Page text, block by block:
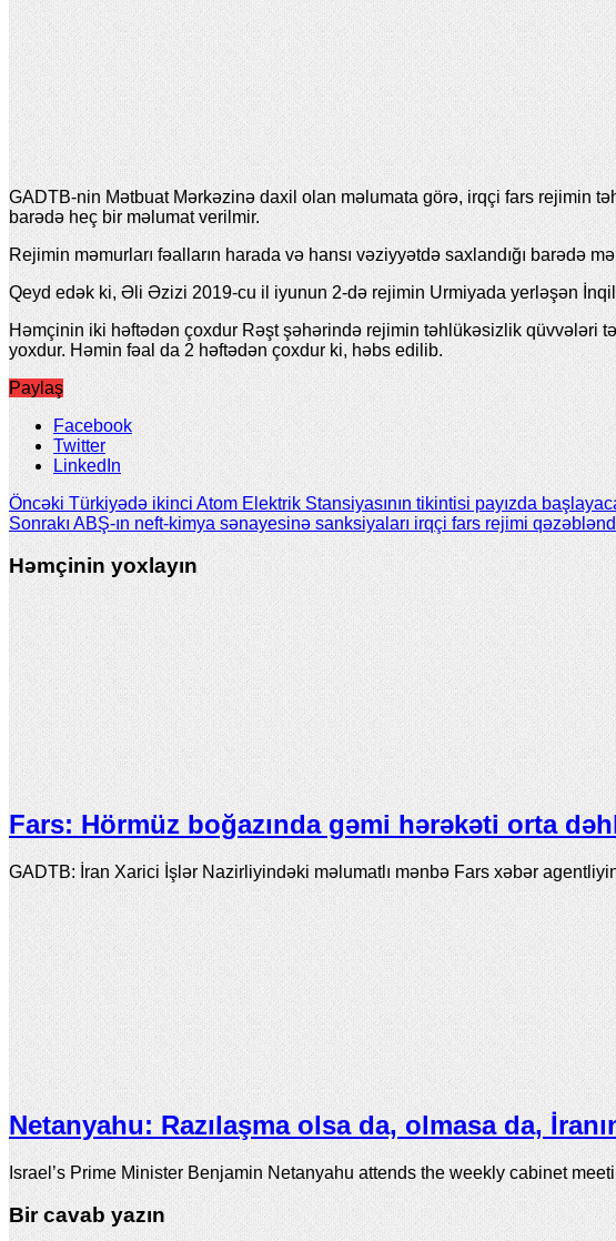
GADTB-nin Mətbuat Mərkəzinə daxil olan məlumata görə, irqçi fars rejimin
barədə heç bir məlumat verilmir.
Rejimin məmurları fəalların harada və hansı vəziyyətdə saxlandığı barədə
Qeyd edək ki, Əli Əzizi 2019-cu il iyunun 2-də rejimin Urmiyada yerləşən
Həmçinin iki həftədən çoxdur Rəşt şəhərində rejimin təhlükəsizlik qüvvələri
yoxdur. Həmin fəal da 2 həftədən çoxdur ki, həbs edilib.
Paylaş
Facebook
Twitter
LinkedIn
Öncəki Türkiyədə ikinci Atom Elektrik Stansiyasının tikintisi payızda
Sonrakı ABŞ-ın neft-kimya sənayesinə sanksiyaları irqçi fars rejimi
Həmçinin yoxlayın
Fars: Hörmüz boğazında gəmi hərəkəti orta
GADTB: İran Xarici İşlər Nazirliyindəki məlumatlı mənbə Fars xəbər
Netanyahu: Razılaşma olsa da, olmasa da,
Israel’s Prime Minister Benjamin Netanyahu attends the weekly cabinet
Bir cavab yazın